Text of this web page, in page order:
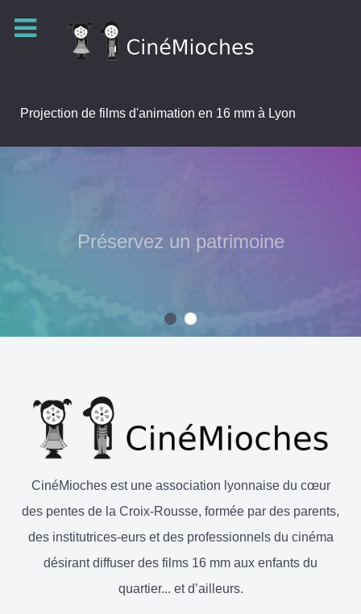
Projection de films d'animation en 16 mm à Lyon
Préservez un patrimoine
CinéMioches est une association lyonnaise du cœur
des pentes de la Croix-Rousse, formée par des parents,
des institutrices-eurs et des professionnels du cinéma
désirant diffuser des films 16 mm aux enfants du
quartier... et d’ailleurs.